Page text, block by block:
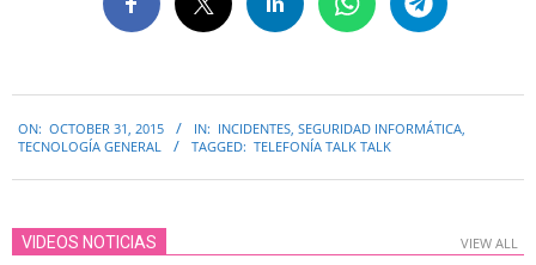
10-
ON: OCTOBER 31, 2015 IN: INCIDENTES, SEGURIDAD INFORMÁTICA,
TECNOLOGÍA GENERAL
TAGGED: TELEFONÍA TALK TALK
VIDEOS NOTICIAS VIEW ALL